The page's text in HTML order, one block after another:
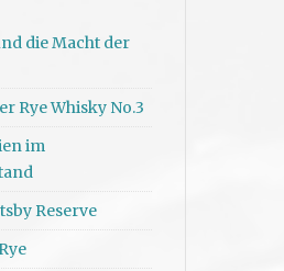
die Macht der
Rye Whisky No.3
im
Reserve